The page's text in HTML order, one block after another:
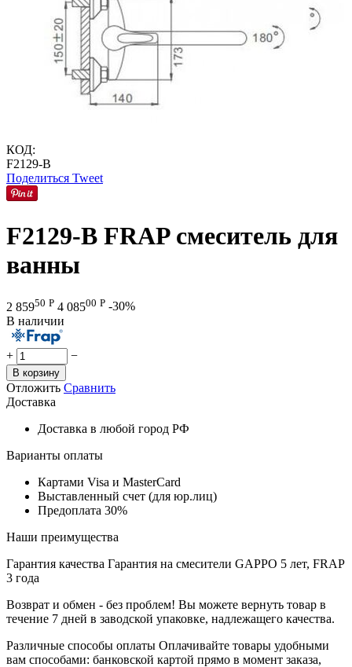
КОД:
F2129-B
Поделиться Tweet
F2129-B FRAP смеситель для
ванны
2 85950 Р 4 08500 Р -30%
В наличии
+ −
В корзину
Отложить Сравнить
Доставка
Доставка в любой город РФ
Варианты оплаты
Картами Visa и MasterCard
Выставленный счет (для юр.лиц)
Предоплата 30%
Наши преимущества
Гарантия качества Гарантия на смесители GAPPO 5 лет, FRAP
3 года
Возврат и обмен - без проблем! Вы можете вернуть товар в
течение 7 дней в заводской упаковке, надлежащего качества.
Различные способы оплаты Оплачивайте товары удобными
вам способами: банковской картой прямо в момент заказа,